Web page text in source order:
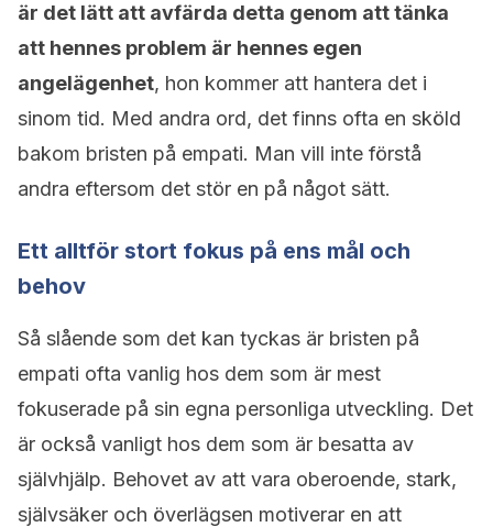
är det lätt att avfärda detta genom att tänka
att hennes problem är hennes egen
angelägenhet, hon kommer att hantera det i
sinom tid. Med andra ord, det finns ofta en sköld
bakom bristen på empati. Man vill inte förstå
andra eftersom det stör en på något sätt.
Ett alltför stort fokus på ens mål och
behov
Så slående som det kan tyckas är bristen på
empati ofta vanlig hos dem som är mest
fokuserade på sin egna personliga utveckling. Det
är också vanligt hos dem som är besatta av
självhjälp. Behovet av att vara oberoende, stark,
självsäker och överlägsen motiverar en att